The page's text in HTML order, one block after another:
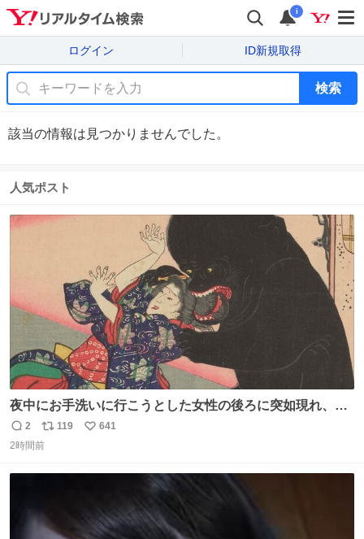
i
ログイン ID新規取得
検索
該当の情報は見つかりませんでした。
人気ポスト
夜中にお手洗いに行こうとした女性の後ろに突如現れ、髪
の毛にガブリと嚙みついたのは、「髪切」という真っ黒な
モンスター。顔をアップでみるとちょっと怖い、正体不明
「アニマル＆モンスター」展にて8/23まで展示していま
返
信
2
リ
ポ
119
い
641
2時間前